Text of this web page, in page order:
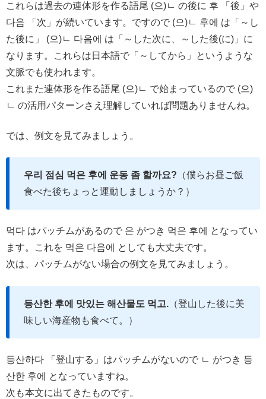
これらは過去の連体形を作る語尾 (으)ㄴ の後に 후 「後」や
다음 「次」が続いています。ですので (으)ㄴ 후에 は「～し
た後に」 (으)ㄴ 다음에 は「～した次に、～した後(に)」に
なります。これらは日本語で「～してから」というような
文脈でも使われます。
これまた連体形を作る語尾 (으)ㄴ で始まっているので (으)
ㄴ の活用パターンさえ理解していれば問題ありませんね。
では、例文を見てみましょう。
우리 점심 먹은 후에 운동 좀 할까요? （僕らお昼ご飯
食べた後ちょっと運動しましょうか？）
먹다 はパッチムがあるので 은 がつき 먹은 후에 となってい
ます。これを 먹은 다음에 としても大丈夫です。
次は、パッチムがない場合の例文を見てみましょう。
등산한 후에 맛있는 해산물도 먹고. （登山した後に美
味しい海産物も食べて。）
등산하다 「登山する」はパッチムがないので ㄴ がつき 등
산한 후에 となっていますね。
次も本文に出てきたものです。